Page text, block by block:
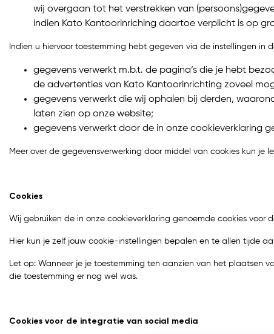
wij overgaan tot het verstrekken van
indien Kato Kantoorinriching daartoe verplicht is op
Indien u hiervoor toestemming hebt gegeven via de instellingen
gegevens verwerkt m.b.t. de pagina’s die je hebt
de advertenties van Kato Kantoorinrichting zoveel
gegevens verwerkt die wij ophalen bij derden,
laten zien op onze website;
gegevens verwerkt door de in onze cookieverklaring
Meer over de gegevensverwerking door middel van cookies kun je
Cookies
Wij gebruiken de in onze cookieverklaring genoemde cookies voor
Hier kun je zelf jouw cookie-instellingen bepalen en te allen tijde
Let op: Wanneer je je toestemming ten aanzien van het plaatsen
die toestemming er nog wel was.
Cookies voor de integratie van social media